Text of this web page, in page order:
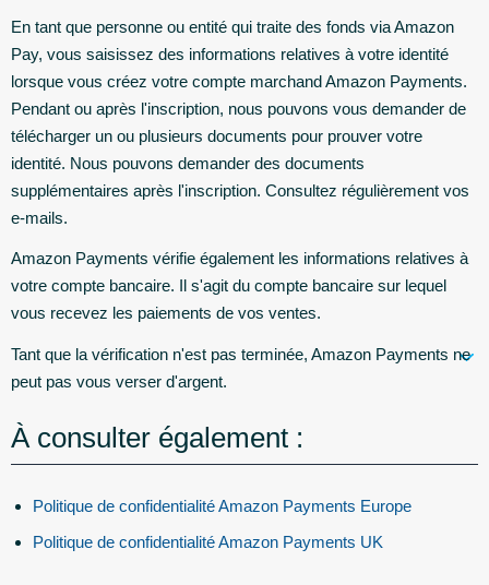
En tant que personne ou entité qui traite des fonds via Amazon
Pay, vous saisissez des informations relatives à votre identité
lorsque vous créez votre compte marchand Amazon Payments.
Pendant ou après l'inscription, nous pouvons vous demander de
télécharger un ou plusieurs documents pour prouver votre
identité. Nous pouvons demander des documents
supplémentaires après l'inscription. Consultez régulièrement vos
e-mails.
Amazon Payments vérifie également les informations relatives à
votre compte bancaire. Il s'agit du compte bancaire sur lequel
vous recevez les paiements de vos ventes.
Tant que la vérification n'est pas terminée, Amazon Payments ne
peut pas vous verser d'argent.
À consulter également :
Politique de confidentialité Amazon Payments Europe
Politique de confidentialité Amazon Payments UK